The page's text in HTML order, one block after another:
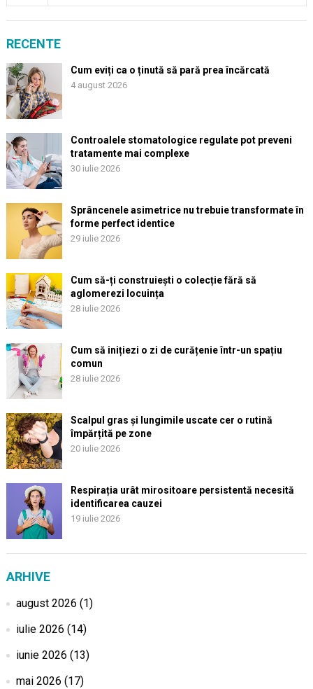
RECENTE
Cum eviți ca o ținută să pară prea încărcată
4 august 2026
Controalele stomatologice regulate pot preveni
tratamente mai complexe
30 iulie 2026
Sprâncenele asimetrice nu trebuie transformate în
forme perfect identice
29 iulie 2026
Cum să-ți construiești o colecție fără să
aglomerezi locuința
28 iulie 2026
Cum să inițiezi o zi de curățenie într-un spațiu
comun
28 iulie 2026
Scalpul gras și lungimile uscate cer o rutină
împărțită pe zone
20 iulie 2026
Respirația urât mirositoare persistentă necesită
identificarea cauzei
19 iulie 2026
ARHIVE
august 2026 (1)
iulie 2026 (14)
iunie 2026 (13)
mai 2026 (17)